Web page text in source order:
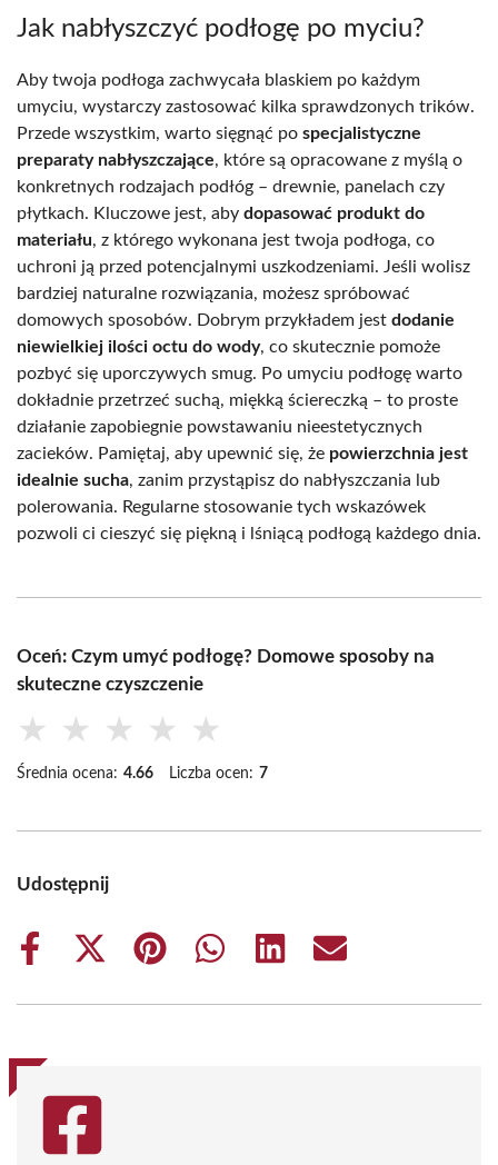
Jak nabłyszczyć podłogę po myciu?
Aby twoja podłoga zachwycała blaskiem po każdym
umyciu, wystarczy zastosować kilka sprawdzonych trików.
Przede wszystkim, warto sięgnąć po specjalistyczne
preparaty nabłyszczające, które są opracowane z myślą o
konkretnych rodzajach podłóg – drewnie, panelach czy
płytkach. Kluczowe jest, aby dopasować produkt do
materiału, z którego wykonana jest twoja podłoga, co
uchroni ją przed potencjalnymi uszkodzeniami. Jeśli wolisz
bardziej naturalne rozwiązania, możesz spróbować
domowych sposobów. Dobrym przykładem jest dodanie
niewielkiej ilości octu do wody, co skutecznie pomoże
pozbyć się uporczywych smug. Po umyciu podłogę warto
dokładnie przetrzeć suchą, miękką ściereczką – to proste
działanie zapobiegnie powstawaniu nieestetycznych
zacieków. Pamiętaj, aby upewnić się, że powierzchnia jest
idealnie sucha, zanim przystąpisz do nabłyszczania lub
polerowania. Regularne stosowanie tych wskazówek
pozwoli ci cieszyć się piękną i lśniącą podłogą każdego dnia.
Oceń: Czym umyć podłogę? Domowe sposoby na
skuteczne czyszczenie
★ ★ ★ ★ ★
Średnia ocena: 4.66 Liczba ocen: 7
Udostępnij
Share
Share
(Twitter)
Share
Share
Share
Share